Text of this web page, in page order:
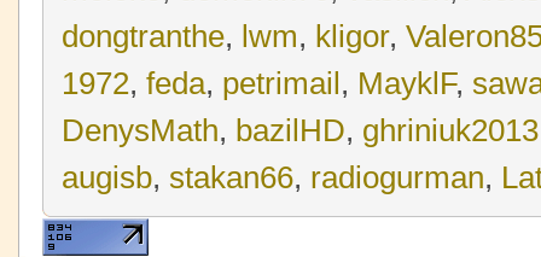
dongtranthe, lwm, kligor,
1972, feda, petrimail, MayklF,
DenysMath, bazilHD, ghriniuk2013
augisb, stakan66, radiogurman,